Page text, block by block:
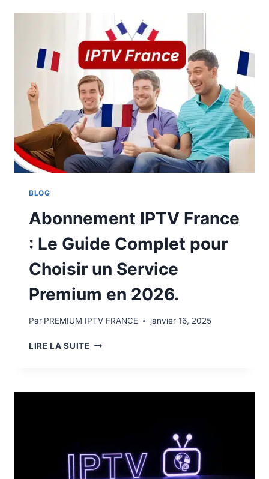
BLOG
Abonnement IPTV France
: Le Guide Complet pour
Choisir un Service
Premium en 2026.
Par PREMIUM IPTV FRANCE janvier 16, 2025
LIRE LA SUITE